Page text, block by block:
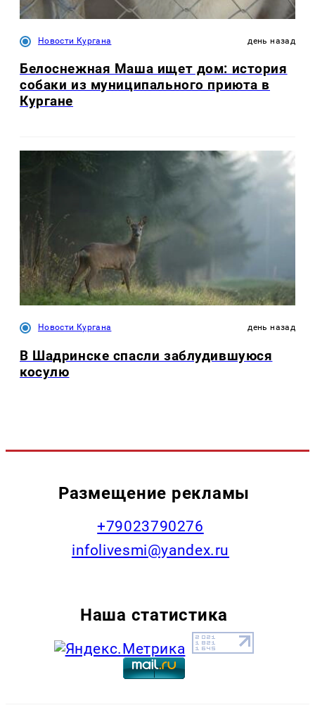
Новости Кургана день назад
Белоснежная Маша ищет дом: история
собаки из муниципального приюта в
Кургане
Новости Кургана день назад
В Шадринске спасли заблудившуюся
косулю
Размещение рекламы
+79023790276
infolivesmi@yandex.ru
Наша статистика